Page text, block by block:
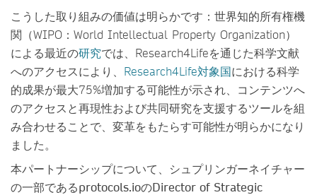
こうした取り組みの価値は明らかです：世界知的所有権機
関（WIPO：World Intellectual Property Organization）
による最近の研究では、Research4Lifeを通じた科学文献
へのアクセスにより、 Research4Life対象国における科学
的成果が最大75%増加する可能性が示され、コンテンツへ
のアクセスと再現性および共同研究を支援するツールを組
み合わせることで、変革をもたらす可能性が明らかになり
ました。
本パートナーシップについて、シュプリンガーネイチャー
の一部であるprotocols.ioのDirector of Strategic